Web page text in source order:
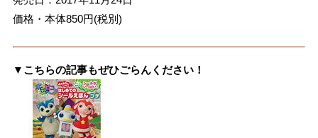
価格・本体850円(税別)
▼こちらの記事もぜひごらんください！